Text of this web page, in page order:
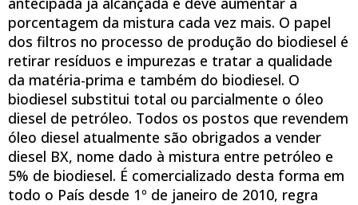
porcentagem da mistura cada vez mais. O papel
dos filtros no processo de produção do biodiesel é
retirar resíduos e impurezas e tratar a qualidade
da matéria-prima e também do biodiesel. O
biodiesel substitui total ou parcialmente o óleo
diesel de petróleo. Todos os postos que revendem
óleo diesel atualmente são obrigados a vender
diesel BX, nome dado à mistura entre petróleo e
5% de biodiesel. É comercializado desta forma em
todo o País desde 1º de janeiro de 2010, regra